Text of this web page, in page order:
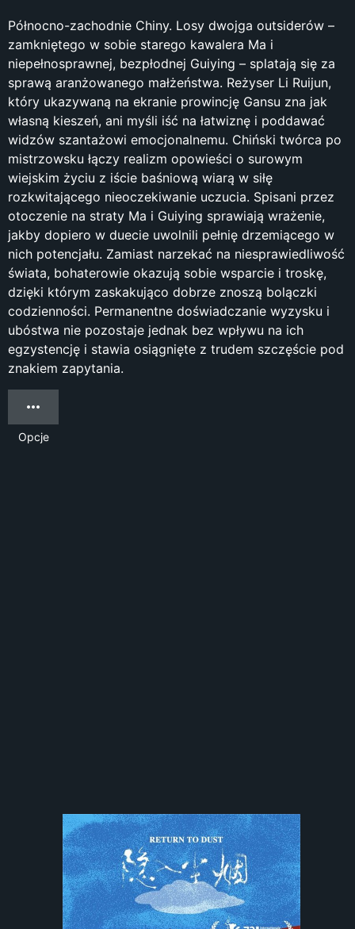
Północno-zachodnie Chiny. Losy dwojga outsiderów –
zamkniętego w sobie starego kawalera Ma i
niepełnosprawnej, bezpłodnej Guiying – splatają się za
sprawą aranżowanego małżeństwa. Reżyser Li Ruijun,
który ukazywaną na ekranie prowincję Gansu zna jak
własną kieszeń, ani myśli iść na łatwiznę i poddawać
widzów szantażowi emocjonalnemu. Chiński twórca po
mistrzowsku łączy realizm opowieści o surowym
wiejskim życiu z iście baśniową wiarą w siłę
rozkwitającego nieoczekiwanie uczucia. Spisani przez
otoczenie na straty Ma i Guiying sprawiają wrażenie,
jakby dopiero w duecie uwolnili pełnię drzemiącego w
nich potencjału. Zamiast narzekać na niesprawiedliwość
świata, bohaterowie okazują sobie wsparcie i troskę,
dzięki którym zaskakująco dobrze znoszą bolączki
codzienności. Permanentne doświadczanie wyzysku i
ubóstwa nie pozostaje jednak bez wpływu na ich
egzystencję i stawia osiągnięte z trudem szczęście pod
znakiem zapytania.
Opcje